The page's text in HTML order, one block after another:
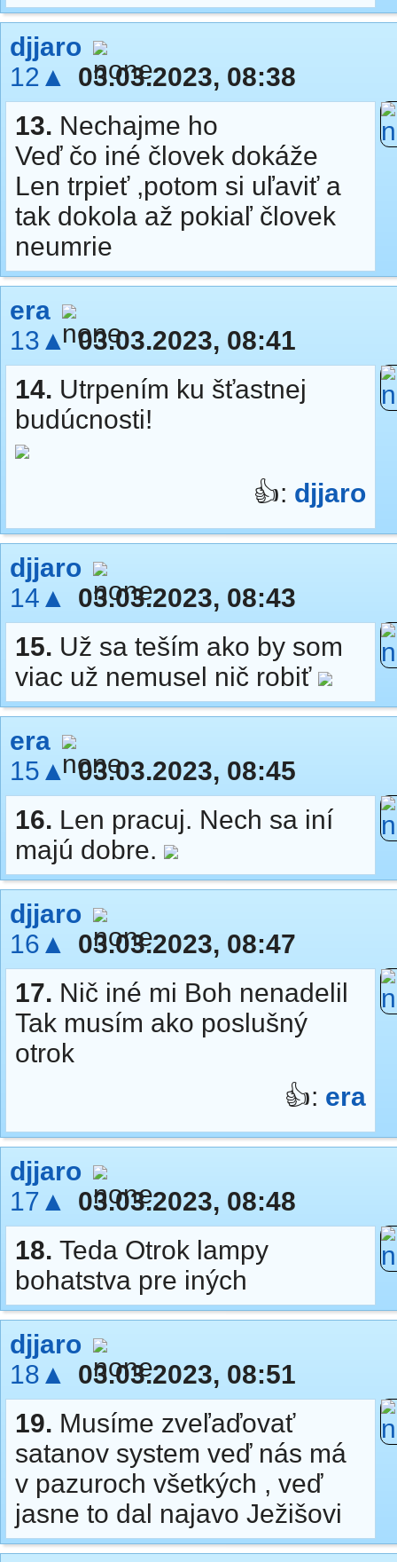
djjaro
12▲
03.03.2023, 08:38
13. Nechajme ho
Veď čo iné človek dokáže
Len trpieť ,potom si uľaviť a
tak dokola až pokiaľ človek
neumrie
era
13▲ 03.03.2023, 08:41
14. Utrpením ku šťastnej
budúcnosti!
👍: djjaro
djjaro
14▲
03.03.2023, 08:43
15. Už sa teším ako by som
viac už nemusel nič robiť
era
15▲ 03.03.2023, 08:45
16. Len pracuj. Nech sa iní
majú dobre.
djjaro
16▲
03.03.2023, 08:47
17. Nič iné mi Boh nenadelil
Tak musím ako poslušný
otrok
👍: era
djjaro
17▲
03.03.2023, 08:48
18. Teda Otrok lampy
bohatstva pre iných
djjaro
18▲
03.03.2023, 08:51
19. Musíme zveľaďovať
satanov system veď nás má
v pazuroch všetkých , veď
jasne to dal najavo Ježišovi